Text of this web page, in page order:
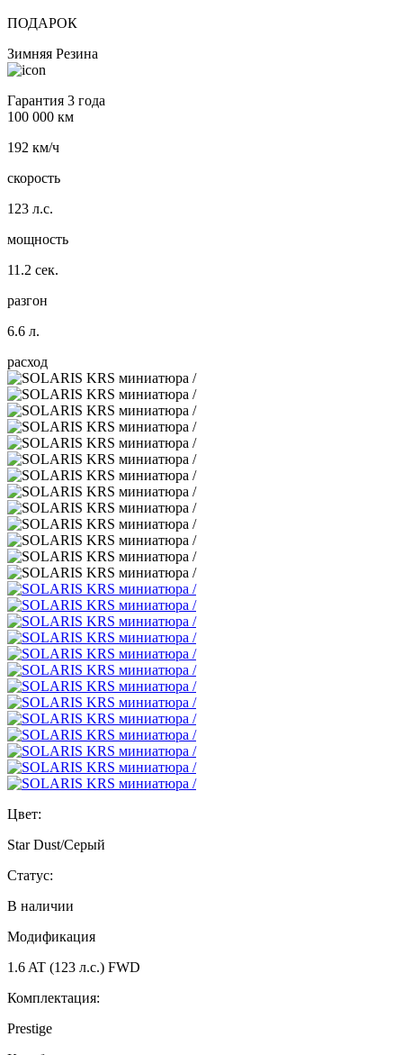
ПОДАРОК
Зимняя Резина
Гарантия 3 года
100 000 км
192 км/ч
скорость
123 л.с.
мощность
11.2 сек.
разгон
6.6 л.
расход
Цвет:
Star Dust/Серый
Статус:
В наличии
Модификация
1.6 AT (123 л.с.) FWD
Комплектация:
Prestige